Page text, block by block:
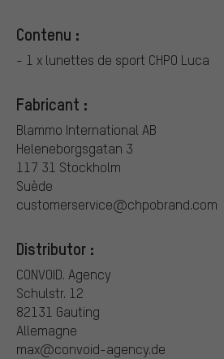
Contenu :
- 1 x lunettes de sport CHPO Luca
Fabricant :
Blammo International AB
Heleneborgsgatan 3
117 31 Stockholm
Suède
customerservice@chpobrand.com
Distributor :
CONVOID. Agency
Schulstr. 12
82131 Gauting
Allemagne
max@convoid-agency.de